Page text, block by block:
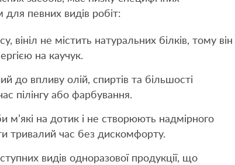
певних видів робіт:
вініл не містить натуральних білків, тому він
на каучук.
до впливу олій, спиртів та більшості
пілінгу або фарбування.
м’які на дотик і не створюють надмірного
тривалий час без дискомфорту.
видів одноразової продукції, що